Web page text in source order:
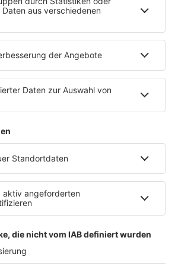
hat ein neues Fahrradparkhaus
der Medizinischen Klinik bietet es
Photovoltaikanlage auf dem …